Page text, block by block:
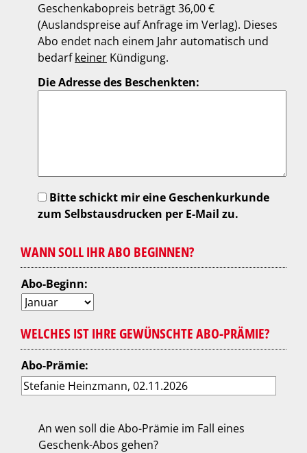
Geschenkabopreis beträgt 36,00 €
(Auslandspreise auf Anfrage im Verlag). Dieses
Abo endet nach einem Jahr automatisch und
bedarfkeiner Kündigung.
Die Adresse des Beschenkten:
Bitte schickt mir eine Geschenkurkunde
zum Selbstausdrucken per E-Mail zu.
WANN SOLL IHR ABO BEGINNEN?
Abo-Beginn:
WELCHES IST IHRE GEWÜNSCHTE ABO-PRÄMIE?
Abo-Prämie:
An wen soll die Abo-Prämie im Fall eines
Geschenk-Abos gehen?